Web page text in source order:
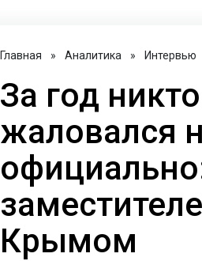
Главная » Аналитика » Интервью
За год
жаловался
Крымом